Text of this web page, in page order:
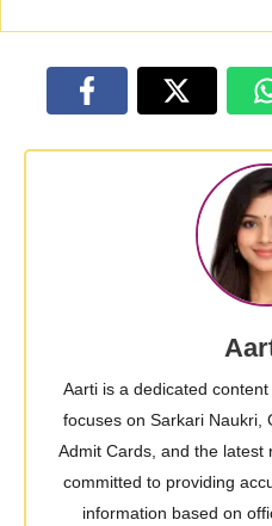
Aarti is a dedicated
focuses on Sarkari Naukri,
Admit Cards, and the latest
committed to providing
information based on